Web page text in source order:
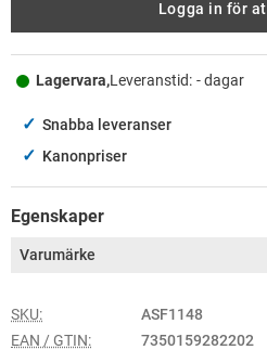
Logga in för
Lagervara,Leveranstid: - dagar
✓ Snabba leveranser
✓ Kanonpriser
Egenskaper
Varumärke
SKU:
ASF1148
EAN / GTIN:
7350159282202